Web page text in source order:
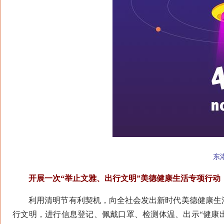
东
开展一次“举止文雅、出行文明”美德健康生活专项行动
利用清明节有利契机，向全社会发出新时代美德健康生
行文明，进行信息登记、佩戴口罩、检测体温、出示“健